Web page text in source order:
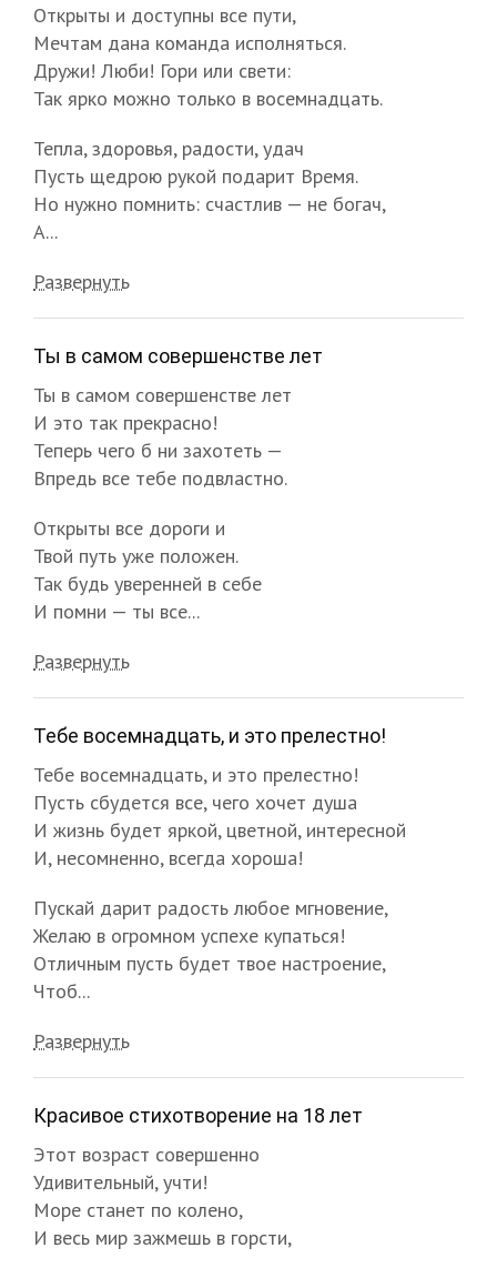
Открыты и доступны все пути,
Мечтам дана команда исполняться.
Дружи! Люби! Гори или свети:
Так ярко можно только в восемнадцать.
Тепла, здоровья, радости, удач
Пусть щедрою рукой подарит Время.
Но нужно помнить: счастлив — не богач,
А...
Развернуть
Ты в самом совершенстве лет
Ты в самом совершенстве лет
И это так прекрасно!
Теперь чего б ни захотеть —
Впредь все тебе подвластно.
Открыты все дороги и
Твой путь уже положен.
Так будь уверенней в себе
И помни — ты все...
Развернуть
Тебе восемнадцать, и это прелестно!
Тебе восемнадцать, и это прелестно!
Пусть сбудется все, чего хочет душа
И жизнь будет яркой, цветной, интересной
И, несомненно, всегда хороша!
Пускай дарит радость любое мгновение,
Желаю в огромном успехе купаться!
Отличным пусть будет твое настроение,
Чтоб...
Развернуть
Красивое стихотворение на 18 лет
Этот возраст совершенно
Удивительный, учти!
Море станет по колено,
И весь мир зажмешь в горсти,